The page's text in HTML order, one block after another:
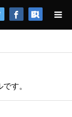
検索
す。